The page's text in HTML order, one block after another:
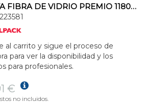
CINTA FIBRA DE VIDRIO PREMIO 1180 15mmx33m 0,18mm BLANCO
223581
al carrito y sigue el proceso de
para ver la disponibilidad y los
para profesionales.
€
no incluidos.